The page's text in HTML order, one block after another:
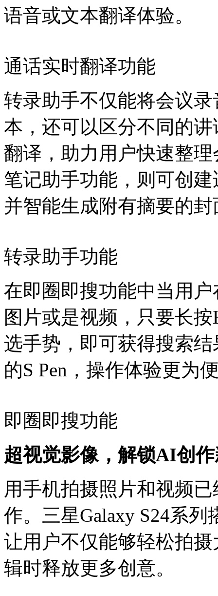
语音或文本翻译体验。
通话实时翻译功能
转录助手不仅能将会议
本，还可以区分不同的
翻译，助力用户快速整
笔记助手功能，则可创
并智能生成附有摘要的
转录助手功能
在即圈即搜功能中当用
图片或是视频，只要长
选手势，即可获得搜索结
的S Pen，操作体验更为
即圈即搜功能
超视觉影像，解锁AI创
用手机拍摄照片和视频
作。三星Galaxy S24系
让用户不仅能够轻松拍
辑时释放更多创意。